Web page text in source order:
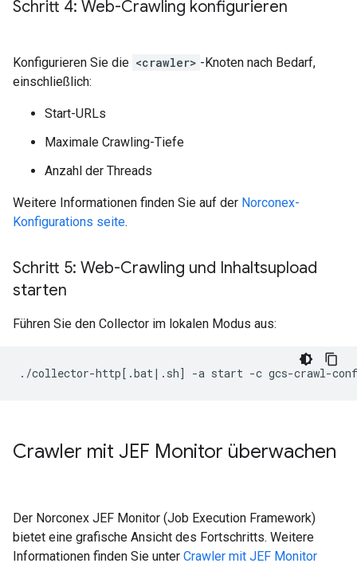
Schritt 4: Web-Crawling konfigurieren
Konfigurieren Sie die <crawler> -Knoten nach Bedarf,
einschließlich:
Start-URLs
Maximale Crawling-Tiefe
Anzahl der Threads
Weitere Informationen finden Sie auf der Norconex-
Konfigurations seite.
Schritt 5: Web-Crawling und Inhaltsupload
starten
Führen Sie den Collector im lokalen Modus aus:
./collector-http[ .bat| .sh] -a start -c
Crawler mit JEF Monitor überwachen
Der Norconex JEF Monitor (Job Execution Framework)
bietet eine grafische Ansicht des Fortschritts. Weitere
Informationen finden Sie unter Crawler mit JEF Monitor